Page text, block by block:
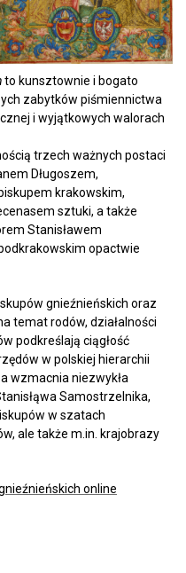
to kunsztownie i bogato
zabytków piśmiennictwa
i wyjątkowych walorach
trzech ważnych postaci
Długoszem,
krakowskim,
sztuki, a także
Stanisławem
opactwie
gnieźnieńskich oraz
temat rodów, działalności
podkreślają ciągłość
w polskiej hierarchii
wzmacnia niezwykła
Samostrzelnika,
w szatach
ale także m.in. krajobrazy
online